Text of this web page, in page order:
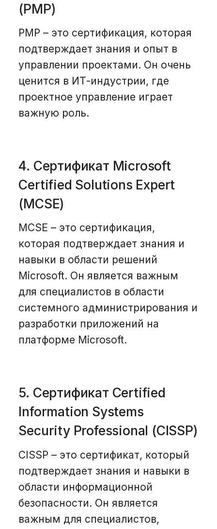
(PMP)
PMP – это сертификация, которая
подтверждает знания и опыт в
управлении проектами. Он очень
ценится в ИТ-индустрии, где
проектное управление играет
важную роль.
4. Сертификат Microsoft
Certified Solutions Expert
(MCSE)
MCSE – это сертификация,
которая подтверждает знания и
навыки в области решений
Microsoft. Он является важным
для специалистов в области
системного администрирования и
разработки приложений на
платформе Microsoft.
5. Сертификат Certified
Information Systems
Security Professional (CISSP)
CISSP – это сертификат, который
подтверждает знания и навыки в
области информационной
безопасности. Он является
важным для специалистов,